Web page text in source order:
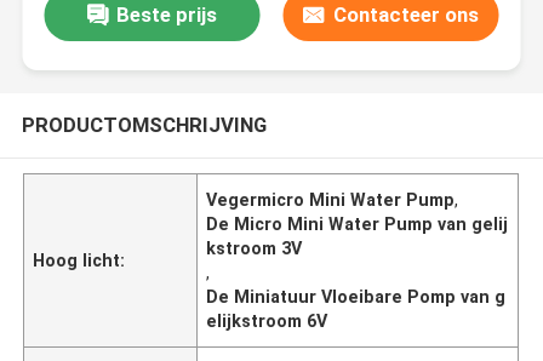
Beste prijs Contacteer ons
PRODUCTOMSCHRIJVING
Hoog licht:
Vegermicro Mini Water Pump,
De Micro Mini Water Pump van gelij
kstroom 3V
,
De Miniatuur Vloeibare Pomp van g
elijkstroom 6V